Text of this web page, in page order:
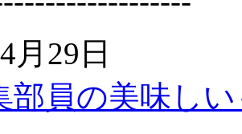
月29日
部員の美味し